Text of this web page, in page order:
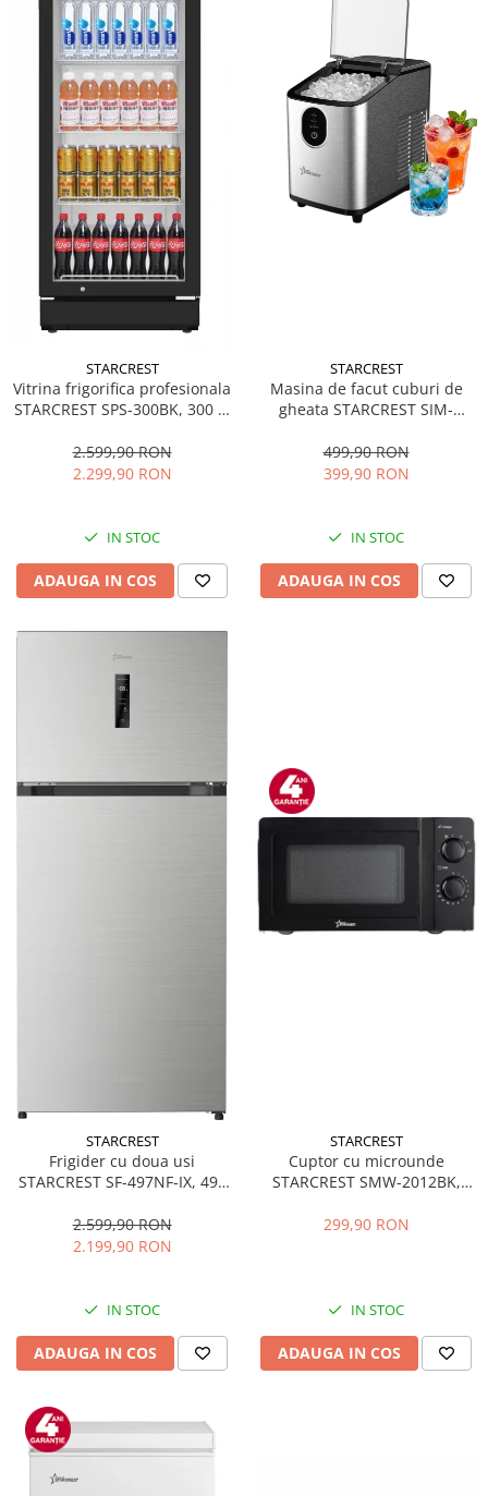
STARCREST
Vitrina frigorifica profesionala
STARCREST SPS-300BK, 300 L,
LED, H 169.5 cm, Negru
2.599,90 RON
2.299,90 RON
IN STOC
ADAUGA IN COS
STARCREST
Masina de facut cuburi de
gheata STARCREST SIM-
12Kg/24h, Cos gheata
detasabil, Rezervor apa 0.8 l,
499,90 RON
399,90 RON
IN STOC
ADAUGA IN COS
STARCREST
Frigider cu doua usi
STARCREST SF-497NF-IX, 497
Inverter, Clasa E, Display,
Functie super racire, Blocare
2.599,90 RON
2.199,90 RON
IN STOC
ADAUGA IN COS
STARCREST
Cuptor cu microunde
STARCREST SMW-2012BK,
mecanic, 6 Trepte de putere,
299,90 RON
IN STOC
ADAUGA IN COS